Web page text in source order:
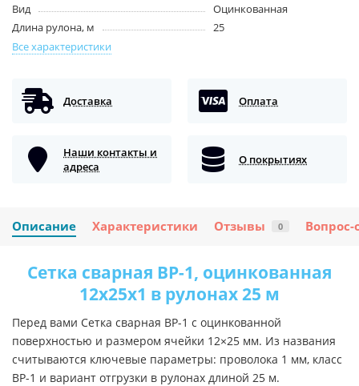
Вид
Оцинкованная
Длина рулона, м
25
Все характеристики
Доставка Оплата
Наши контакты и
адреса
О покрытиях
Описание Характеристики Отзывы 0 Вопрос-
Сетка сварная ВР-1, оцинкованная
12x25х1 в рулонах 25 м
Перед вами Сетка сварная ВР-1 с оцинкованной
поверхностью и размером ячейки 12×25 мм. Из названия
считываются ключевые параметры: проволока 1 мм, класс
ВР-1 и вариант отгрузки в рулонах длиной 25 м.